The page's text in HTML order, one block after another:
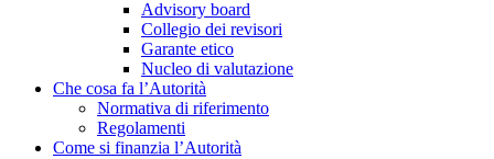
Advisory board
Collegio dei revisori
Garante etico
Nucleo di valutazione
Che cosa fa l’Autorità
Normativa di riferimento
Regolamenti
Come si finanzia l’Autorità